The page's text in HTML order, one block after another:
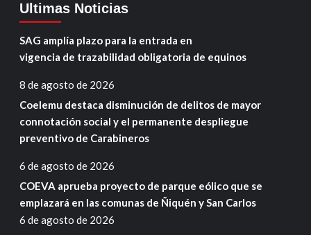
Ultimas Noticias
SAG amplía plazo para la entrada en
vigencia de trazabilidad obligatoria de equinos
8 de agosto de 2026
Coelemu destaca disminución de delitos de mayor
connotación social y el permanente despliegue
preventivo de Carabineros
6 de agosto de 2026
COEVA aprueba proyecto de parque eólico que se
emplazará en las comunas de Ñiquén y San Carlos
6 de agosto de 2026